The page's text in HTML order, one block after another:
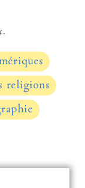
religions